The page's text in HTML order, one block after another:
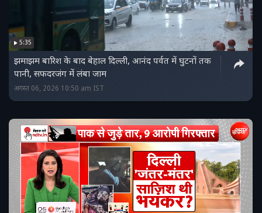
5:35
झमाझम बारिश के बाद बेहाल दिल्‍ली, आनंद पर्वत में घुटनों तक
पानी, सफदरजंग में लंबा जाम
अगस्त 06, 2026 10:50 am IST